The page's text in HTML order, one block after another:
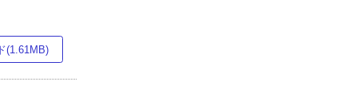
(1.61MB)